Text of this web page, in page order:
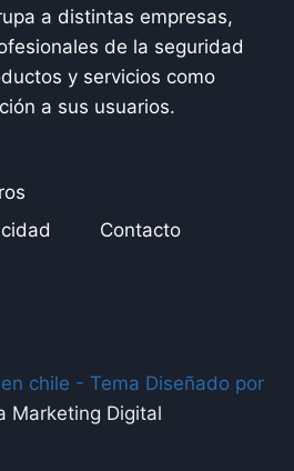
a distintas empresas,
de la seguridad
y servicios como
a sus usuarios.
Contacto
chile - Tema Diseñado por
Marketing Digital